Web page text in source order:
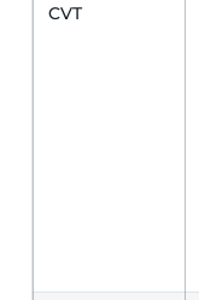
CVT